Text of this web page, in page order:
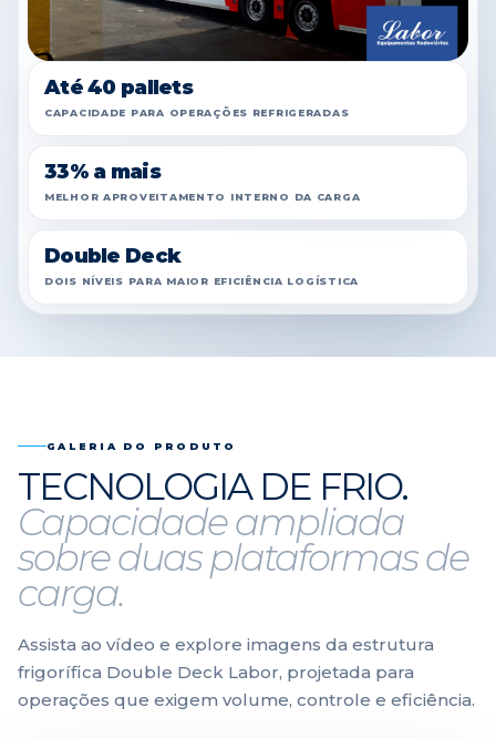
Até 40 pallets
CAPACIDADE PARA OPERAÇÕES REFRIGERADAS
33% a mais
MELHOR APROVEITAMENTO INTERNO DA CARGA
Double Deck
DOIS NÍVEIS PARA MAIOR EFICIÊNCIA LOGÍSTICA
GALERIA DO PRODUTO
TECNOLOGIA DE FRIO.
Capacidade ampliada
sobre duas plataformas de
carga.
Assista ao vídeo e explore imagens da estrutura
frigorífica Double Deck Labor, projetada para
operações que exigem volume, controle e eficiência.